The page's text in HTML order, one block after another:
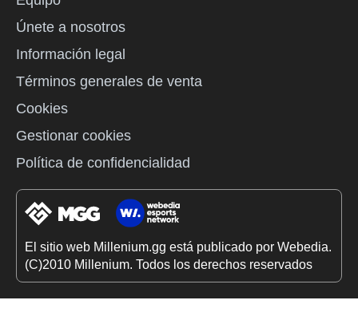
Únete a nosotros
Información legal
Términos generales de venta
Cookies
Gestionar cookies
Política de confidencialidad
El sitio web Millenium.gg está publicado por Webedia.
(C)2010 Millenium. Todos los derechos reservados